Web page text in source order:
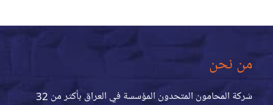
من نحن
شركة المحامون المتحدون المؤسسة في العراق بأكثر من 32